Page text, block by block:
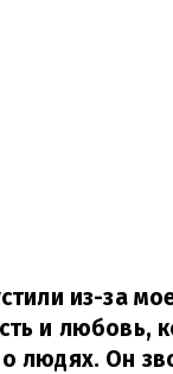
из-за
и любовь,
людях. Он